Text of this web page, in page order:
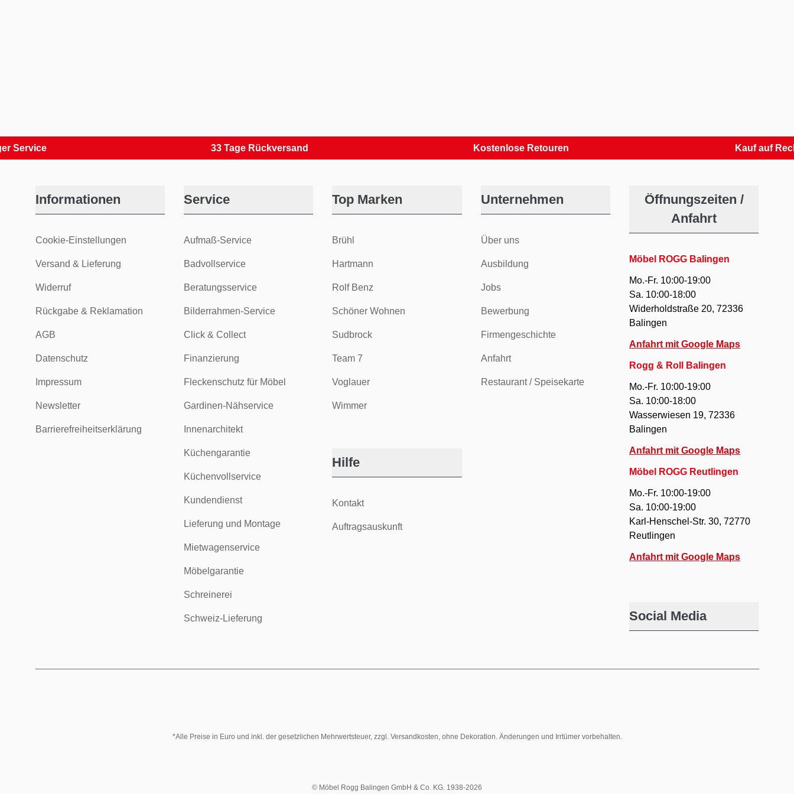
33 Tage Rückversand Kostenlose Retouren Kauf auf
Informationen
Cookie-Einstellungen
Versand & Lieferung
Widerruf
Rückgabe & Reklamation
AGB
Datenschutz
Impressum
Newsletter
Barrierefreiheitserklärung
Service
Aufmaß-Service
Badvollservice
Beratungsservice
Bilderrahmen-Service
Click & Collect
Finanzierung
Fleckenschutz für Möbel
Gardinen-Nähservice
Innenarchitekt
Küchengarantie
Küchenvollservice
Kundendienst
Lieferung und Montage
Mietwagenservice
Möbelgarantie
Schreinerei
Schweiz-Lieferung
Top Marken
Brühl
Hartmann
Rolf Benz
Schöner Wohnen
Sudbrock
Team 7
Voglauer
Wimmer
Hilfe
Kontakt
Auftragsauskunft
Unternehmen
Über uns
Ausbildung
Jobs
Bewerbung
Firmengeschichte
Anfahrt
Restaurant / Speisekarte
Öffnungszeiten /
Anfahrt
Möbel ROGG Balingen
Mo.-Fr. 10:00-19:00
Sa. 10:00-18:00
Widerholdstraße 20, 72336
Balingen
Anfahrt mit Google Maps
Rogg & Roll Balingen
Mo.-Fr. 10:00-19:00
Sa. 10:00-18:00
Wasserwiesen 19, 72336
Balingen
Anfahrt mit Google Maps
Möbel ROGG Reutlingen
Mo.-Fr. 10:00-19:00
Sa. 10:00-19:00
Karl-Henschel-Str. 30, 72770
Reutlingen
Anfahrt mit Google Maps
Social Media
*Alle Preise in Euro und inkl. der gesetzlichen Mehrwertsteuer, zzgl. Versandkosten, ohne Dekoration. Änderungen und Irrtümer vorbehalten.
© Möbel Rogg Balingen GmbH & Co. KG. 1938-2026